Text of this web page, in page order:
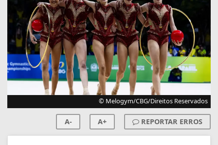
© Melogym/CBG/Direitos Reservados
A- A+ REPORTAR ERROS